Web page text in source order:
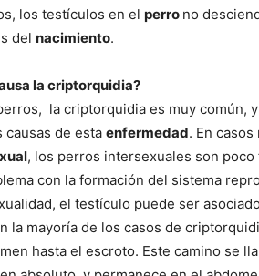
los testículos en el perro no
del nacimiento.
la criptorquidia?
la criptorquidia es muy común,
causas de esta enfermedad. En
, los perros intersexuales son
con la formación del sistema
el testículo puede ser
la mayoría de los casos de
hasta el escroto. Este camino se